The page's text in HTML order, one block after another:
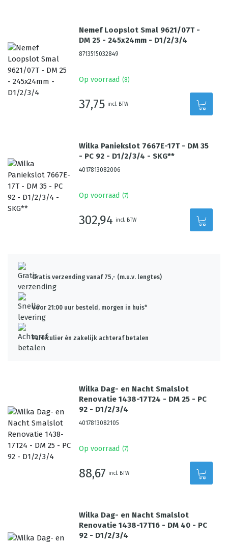
Nemef Loopslot Smal 9621/07T -
DM 25 - 245x24mm - D1/2/3/4
8713515032849
Op voorraad (8)
37,75 incl. BTW
Wilka Paniekslot 7667E-17T - DM 35
- PC 92 - D1/2/3/4 - SKG**
4017813082006
Op voorraad (7)
302,94 incl. BTW
Gratis verzending vanaf 75,- (m.u.v. lengtes)
Voor 21:00 uur besteld, morgen in huis*
Particulier én zakelijk achteraf betalen
Wilka Dag- en Nacht Smalslot
Renovatie 1438-17T24 - DM 25 - PC
92 - D1/2/3/4
4017813082105
Op voorraad (7)
88,67 incl. BTW
Wilka Dag- en Nacht Smalslot
Renovatie 1438-17T16 - DM 40 - PC
92 - D1/2/3/4